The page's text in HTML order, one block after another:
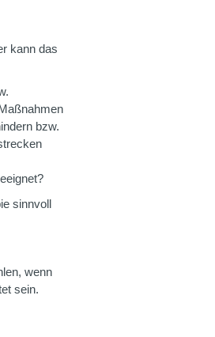
kann das
bzw.
sinnvoll
wenn
sein.